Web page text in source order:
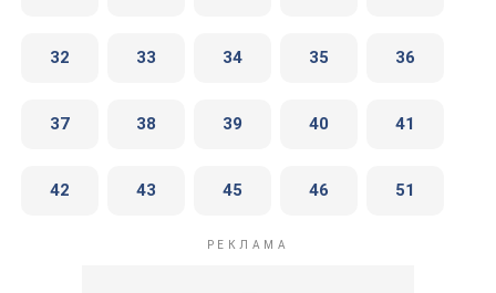
32 33 34 35 36
37 38 39 40 41
42 43 45 46 51